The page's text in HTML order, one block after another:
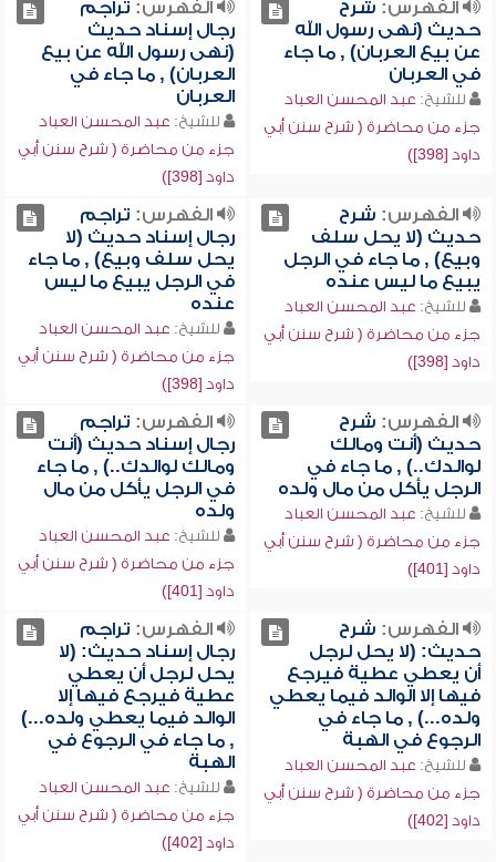
الفهرس: شرح
حديث (نهى رسول الله
عن بيع العربان) , ما جاء
في العربان
للشيخ: عبد المحسن العباد
جزء من محاضرة ( شرح سنن أبي
داود [398])
الفهرس: تراجم
رجال إسناد حديث
(نهى رسول الله عن بيع
العربان) , ما جاء في
العربان
للشيخ: عبد المحسن العباد
جزء من محاضرة ( شرح سنن أبي
داود [398])
الفهرس: شرح
حديث (لا يحل سلف
وبيع) , ما جاء في الرجل
يبيع ما ليس عنده
للشيخ: عبد المحسن العباد
جزء من محاضرة ( شرح سنن أبي
داود [398])
الفهرس: تراجم
رجال إسناد حديث (لا
يحل سلف وبيع) , ما جاء
في الرجل يبيع ما ليس
عنده
للشيخ: عبد المحسن العباد
جزء من محاضرة ( شرح سنن أبي
داود [398])
الفهرس: شرح
حديث (أنت ومالك
لوالدك..) , ما جاء في
الرجل يأكل من مال ولده
للشيخ: عبد المحسن العباد
جزء من محاضرة ( شرح سنن أبي
داود [401])
الفهرس: تراجم
رجال إسناد حديث (أنت
ومالك لوالدك..) , ما جاء
في الرجل يأكل من مال
ولده
للشيخ: عبد المحسن العباد
جزء من محاضرة ( شرح سنن أبي
داود [401])
الفهرس: شرح
حديث: (لا يحل لرجل
أن يعطي عطية فيرجع
فيها إلا الوالد فيما يعطي
ولده...) , ما جاء في
الرجوع في الهبة
للشيخ: عبد المحسن العباد
جزء من محاضرة ( شرح سنن أبي
داود [402])
الفهرس: تراجم
رجال إسناد حديث: (لا
يحل لرجل أن يعطي
عطية فيرجع فيها إلا
الوالد فيما يعطي ولده...)
, ما جاء في الرجوع في
الهبة
للشيخ: عبد المحسن العباد
جزء من محاضرة ( شرح سنن أبي
داود [402])